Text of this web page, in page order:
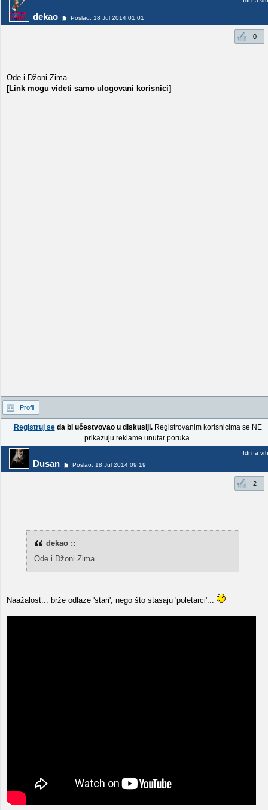
dekao Poslao: 18 Jul 2014 01:01
0
Ode i Džoni Zima
[Link mogu videti samo ulogovani korisnici]
Profil
Registruj seda bi učestvovao u diskusiji.Registrovanim korisnicima se NE
prikazuju reklame unutar poruka.
Dusan Poslao: 18 Jul 2014 09:19
Idi na vrh
2
dekao ::
Ode i Džoni Zima
Naažalost... brže odlaze 'stari', nego što stasaju 'poletarci'...